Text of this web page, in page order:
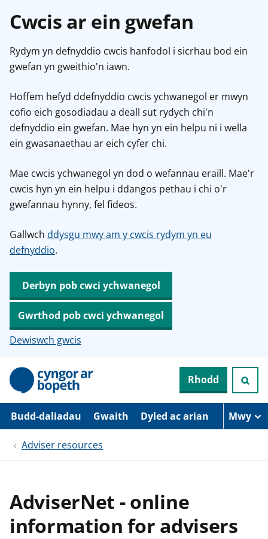
Cwcis ar ein gwefan
Rydym yn defnyddio cwcis hanfodol i sicrhau bod ein
gwefan yn gweithio'n iawn.
Hoffem hefyd ddefnyddio cwcis ychwanegol er mwyn
cofio eich gosodiadau a deall sut rydych chi'n
defnyddio ein gwefan. Mae hyn yn ein helpu ni i wella
ein gwasanaethau ar eich cyfer chi.
Mae cwcis ychwanegol yn dod o wefannau eraill. Mae'r
cwcis hyn yn ein helpu i ddangos pethau i chi o'r
gwefannau hynny, fel fideos.
Gallwch ddysgu mwy am y cwcis rydym yn eu
defnyddio.
Derbyn pob cwci ychwanegol
Gwrthod pob cwci ychwanegol
Dewiswch gwcis
N
d
r
Rhodd
Budd-daliadau Gwaith Dyled ac arian Mwy
Adviser resources
AdviserNet - online
information for advisers